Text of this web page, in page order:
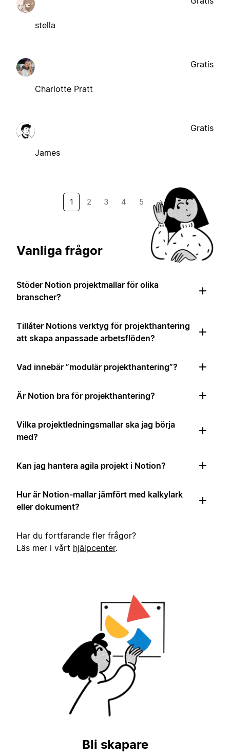
stella
Charlotte Pratt
Gratis
James
Gratis
1 2 3 4 5 →
Vanliga frågor
Stöder Notion projektmallar för olika
branscher?
Tillåter Notions verktyg för projekthantering
att skapa anpassade arbetsflöden?
Vad innebär ”modulär projekthantering”?
Är Notion bra för projekthantering?
Vilka projektledningsmallar ska jag börja
med?
Kan jag hantera agila projekt i Notion?
Hur är Notion-mallar jämfört med kalkylark
eller dokument?
Har du fortfarande fler frågor?
Läs mer i vårt hjälpcenter.
Bli skapare